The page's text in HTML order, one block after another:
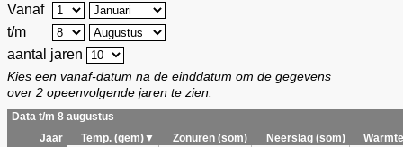
Vanaf
t/m
aantal jaren
Kies een vanaf-datum na de einddatum om de gegevens
over 2 opeenvolgende jaren te zien.
Data t/m 8 augustus
Jaar
Temp. (gem)▼ Zonuren (som) Neerslag (som)